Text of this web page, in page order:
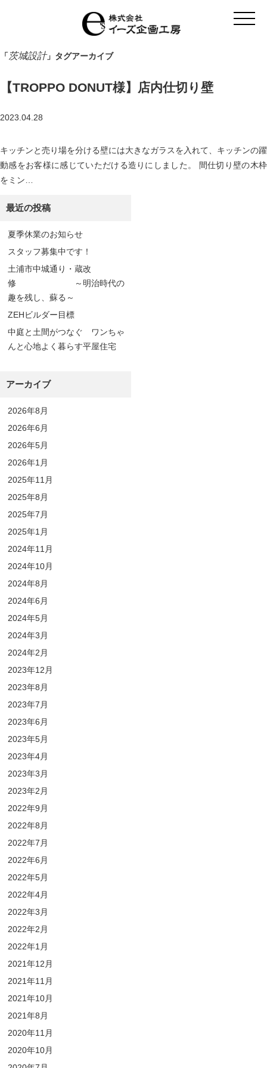
t
o
n
「茨城設計」タグアーカイブ
【TROPPO DONUT様】店内仕切り壁
2023.04.28
キッチンと売り場を分ける壁には大きなガラスを入れて、キッチンの躍
動感をお客様に感じていただける造りにしました。 間仕切り壁の木枠
をミン…
最近の投稿
夏季休業のお知らせ
スタッフ募集中です！
土浦市中城通り・蔵改
修 ～明治時代の
趣を残し、蘇る～
ZEHビルダー目標
中庭と土間がつなぐ ワンちゃ
んと心地よく暮らす平屋住宅
アーカイブ
2026年8月
2026年6月
2026年5月
2026年1月
2025年11月
2025年8月
2025年7月
2025年1月
2024年11月
2024年10月
2024年8月
2024年6月
2024年5月
2024年3月
2024年2月
2023年12月
2023年8月
2023年7月
2023年6月
2023年5月
2023年4月
2023年3月
2023年2月
2022年9月
2022年8月
2022年7月
2022年6月
2022年5月
2022年4月
2022年3月
2022年2月
2022年1月
2021年12月
2021年11月
2021年10月
2021年8月
2020年11月
2020年10月